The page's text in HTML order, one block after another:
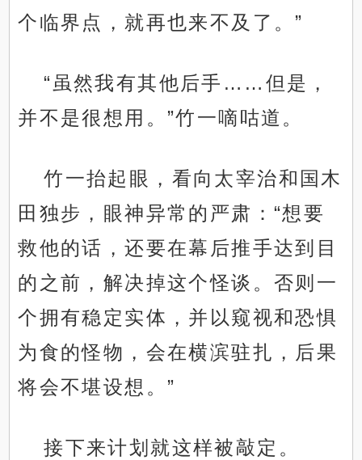
个临界点，就再也来不及了。”
“虽然我有其他后手……但是，
并不是很想用。”竹一嘀咕道。
竹一抬起眼，看向太宰治和国木
田独步，眼神异常的严肃：“想要
救他的话，还要在幕后推手达到目
的之前，解决掉这个怪谈。否则一
个拥有稳定实体，并以窥视和恐惧
为食的怪物，会在横滨驻扎，后果
将会不堪设想。”
接下来计划就这样被敲定。